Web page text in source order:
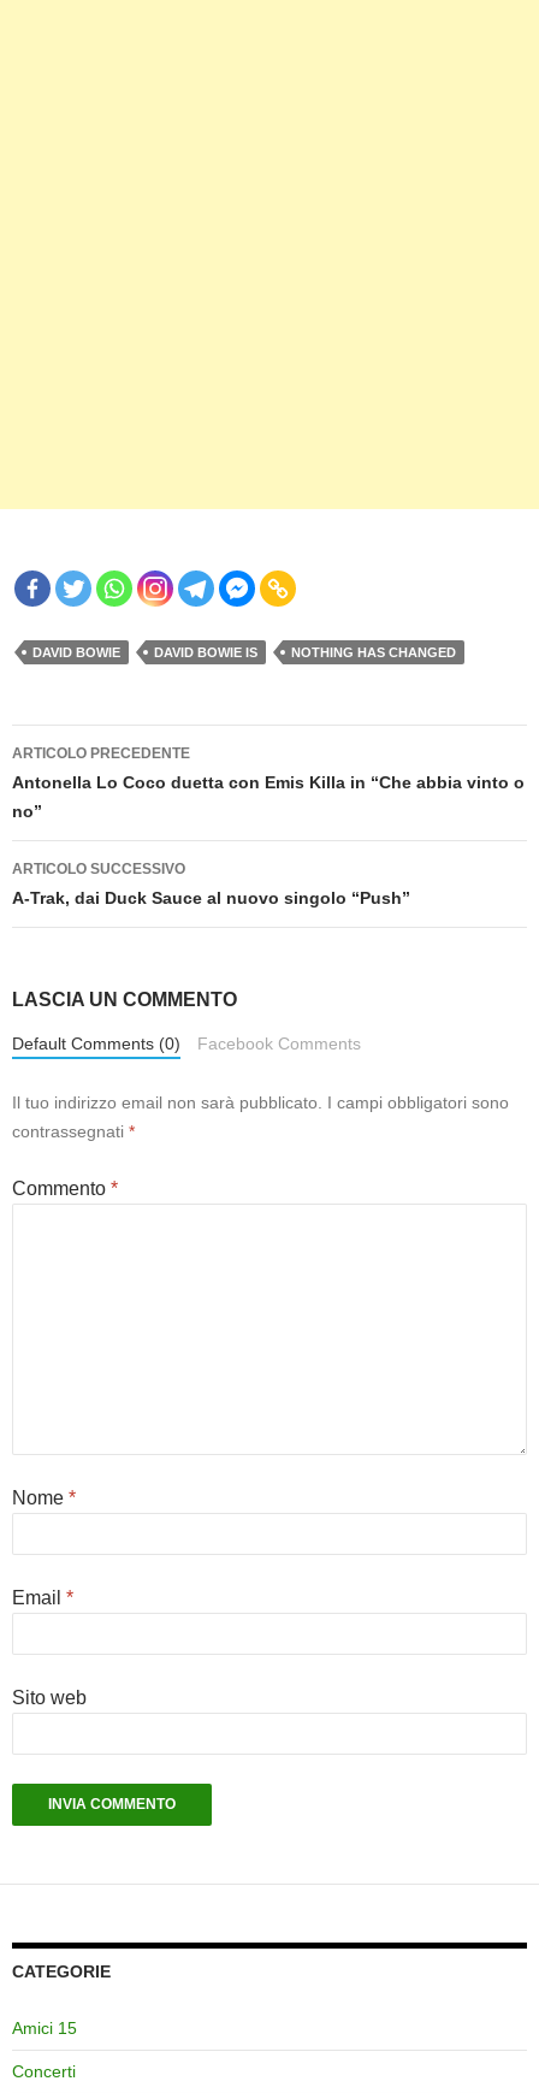
DAVID BOWIE DAVID BOWIE IS NOTHING HAS CHANGED
Navigazione
articolo
ARTICOLO PRECEDENTE
Antonella Lo Coco duetta con Emis Killa in “Che abbia vinto o
no”
ARTICOLO SUCCESSIVO
A-Trak, dai Duck Sauce al nuovo singolo “Push”
LASCIA UN COMMENTO
Default Comments (0) Facebook Comments
Il tuo indirizzo email non sarà pubblicato.
I campi obbligatori sono
contrassegnati *
Commento *
Nome *
Email *
Sito web
CATEGORIE
Amici 15
Concerti